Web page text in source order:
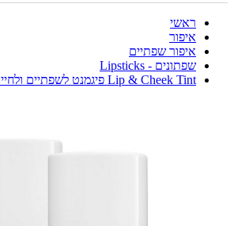
ראשי
איפור
איפור שפתיים
שפתונים - Lipsticks
Lip & Cheek Tint פיגמנט לשפתיים ולחיים